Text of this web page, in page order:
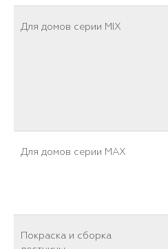
Для домов серии MIX
Для домов серии MAX
Покраска и сборка